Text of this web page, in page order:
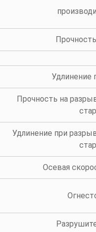
Удлинение
Прочность на
Удлинение при
Осевая